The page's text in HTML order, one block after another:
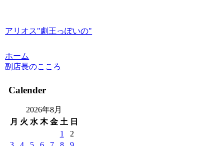
アリオス"劇王っぽいの"
ホーム
副店長のこころ
Calender
2026年8月
月 火 水 木 金 土 日
1
2